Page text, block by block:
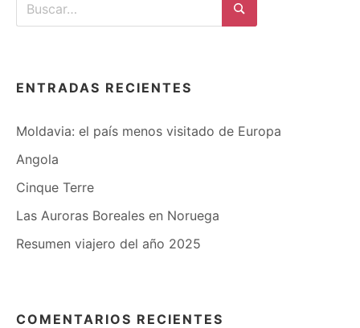
Buscar
ENTRADAS RECIENTES
Moldavia: el país menos visitado de Europa
Angola
Cinque Terre
Las Auroras Boreales en Noruega
Resumen viajero del año 2025
COMENTARIOS RECIENTES